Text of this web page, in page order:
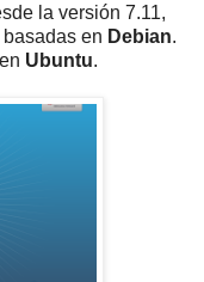
la versión 7.11,
en Debian.
Ubuntu.